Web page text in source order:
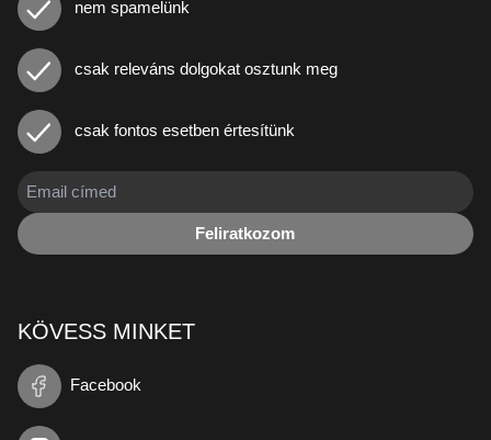
nem spamelünk
csak releváns dolgokat osztunk meg
csak fontos esetben értesítünk
Feliratkozom
KÖVESS MINKET
Facebook